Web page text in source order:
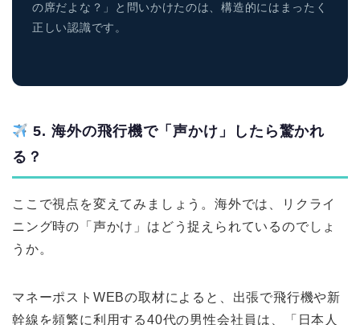
の席だよな？」と問いかけたのは、構造的にはまったく
正しい認識です。
5. 海外の飛行機で「声かけ」したら驚かれ
る？
ここで視点を変えてみましょう。海外では、リクライ
ニング時の「声かけ」はどう捉えられているのでしょ
うか。
マネーポストWEBの取材によると、出張で飛行機や新
幹線を頻繁に利用する40代の男性会社員は、「日本人